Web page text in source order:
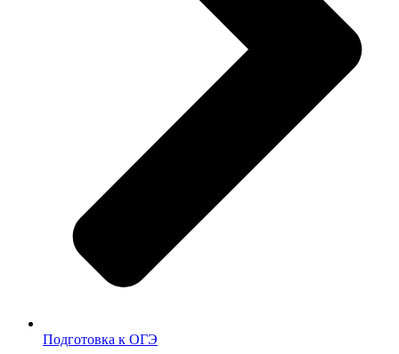
Подготовка к ОГЭ